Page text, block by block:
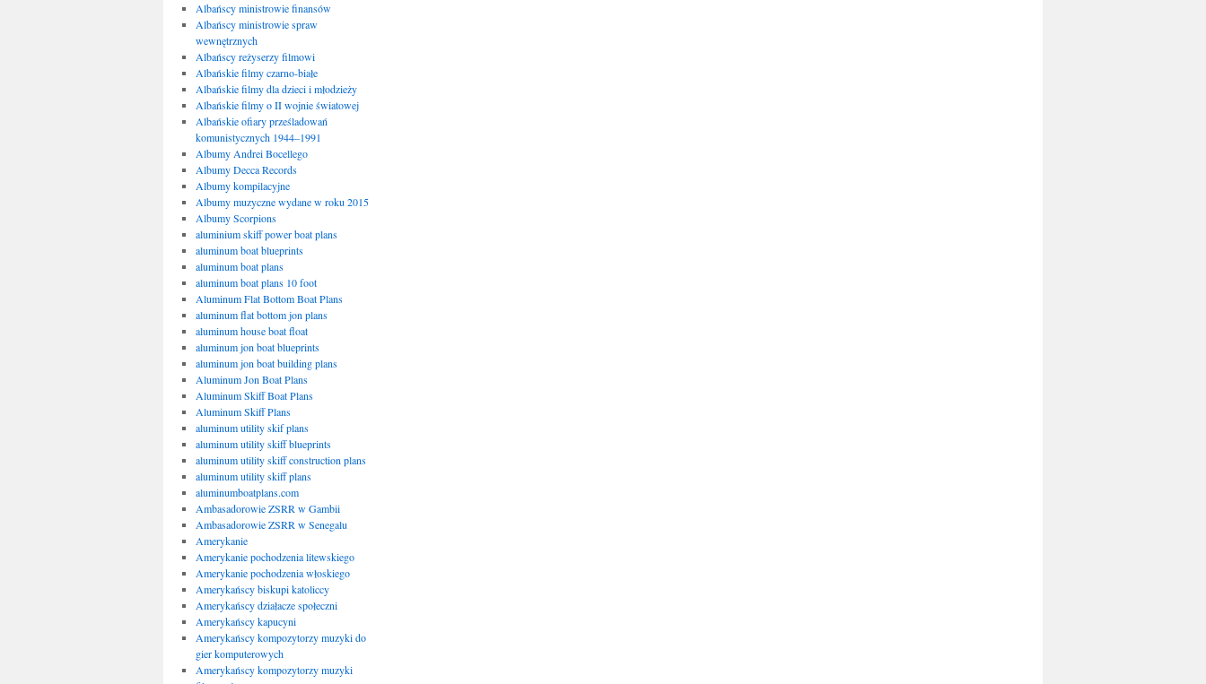
Albańscy ministrowie finansów
Albańscy ministrowie spraw
wewnętrznych
Albańscy reżyserzy filmowi
Albańskie filmy czarno-białe
Albańskie filmy dla dzieci i młodzieży
Albańskie filmy o II wojnie światowej
Albańskie ofiary prześladowań
komunistycznych 1944–1991
Albumy Andrei Bocellego
Albumy Decca Records
Albumy kompilacyjne
Albumy muzyczne wydane w roku 2015
Albumy Scorpions
aluminium skiff power boat plans
aluminum boat blueprints
aluminum boat plans
aluminum boat plans 10 foot
Aluminum Flat Bottom Boat Plans
aluminum flat bottom jon plans
aluminum house boat float
aluminum jon boat blueprints
aluminum jon boat building plans
Aluminum Jon Boat Plans
Aluminum Skiff Boat Plans
Aluminum Skiff Plans
aluminum utility skif plans
aluminum utility skiff blueprints
aluminum utility skiff construction plans
aluminum utility skiff plans
aluminumboatplans.com
Ambasadorowie ZSRR w Gambii
Ambasadorowie ZSRR w Senegalu
Amerykanie
Amerykanie pochodzenia litewskiego
Amerykanie pochodzenia włoskiego
Amerykańscy biskupi katoliccy
Amerykańscy działacze społeczni
Amerykańscy kapucyni
Amerykańscy kompozytorzy muzyki do
gier komputerowych
Amerykańscy kompozytorzy muzyki